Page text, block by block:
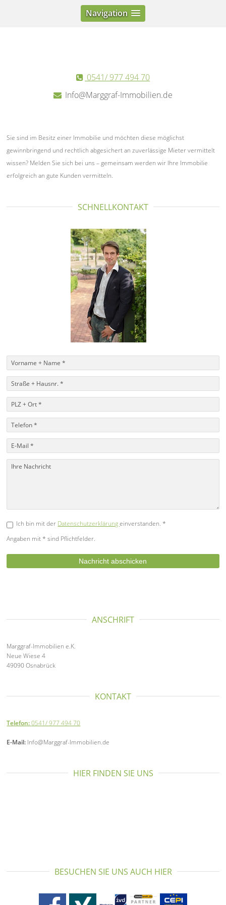
Navigation
0541/ 977 494 70
Info@Marggraf-Immobilien.de
Sie sind im Besitz einer Immobilie und möchten diese möglichst
gewinnbringend und rechtlich abgesichert an zuverlässige Mieter vermittelt
wissen? Melden Sie sich bei uns – gemeinsam werden wir Ihre Immobilie
erfolgreich an gute Kunden vermitteln.
SCHNELLKONTAKT
Ich bin mit der Datenschutzerklärungeinverstanden. *
Angaben mit * sind Pflichtfelder.
ANSCHRIFT
Marggraf-Immobilien e.K.
Neue Wiese 4
49090 Osnabrück
KONTAKT
Telefon: 0541/ 977 494 70
E-Mail: Info@Marggraf-Immobilien.de
HIER FINDEN SIE UNS
BESUCHEN SIE UNS AUCH HIER